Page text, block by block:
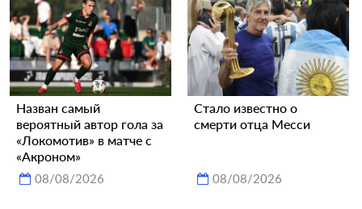
Назван самый
вероятный автор гола за
«Локомотив» в матче с
«Акроном»
08/08/2026
Стало известно о
смерти отца Месси
08/08/2026